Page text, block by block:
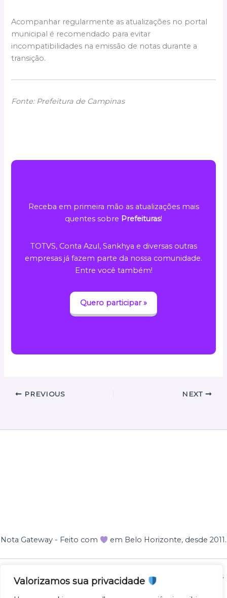
Valorizamos sua privacidade
Acompanhar regularmente as atualizações no portal
municipal é recomendado para evitar
incompatibilidades na emissão de notas durante a
transição.
Fonte: Prefeitura de Campinas
Receba em primeira mão as atualizações mais
quentes sobre Prefeituras!
TOTVS, Conta Azul, Sankhya e diversas outras
empresas já fazem parte da nossa comunidade.
Entre você também!
Quero participar »
PREVIOUS NEXT
Nota Gateway - Feito com em Belo Horizonte, desde 2011.
Nota Gateway — 2011 - 2025 © Todos os direitos reservados
NOTA GATEWAY DESENVOLVIMENTO DE SOFTWARES